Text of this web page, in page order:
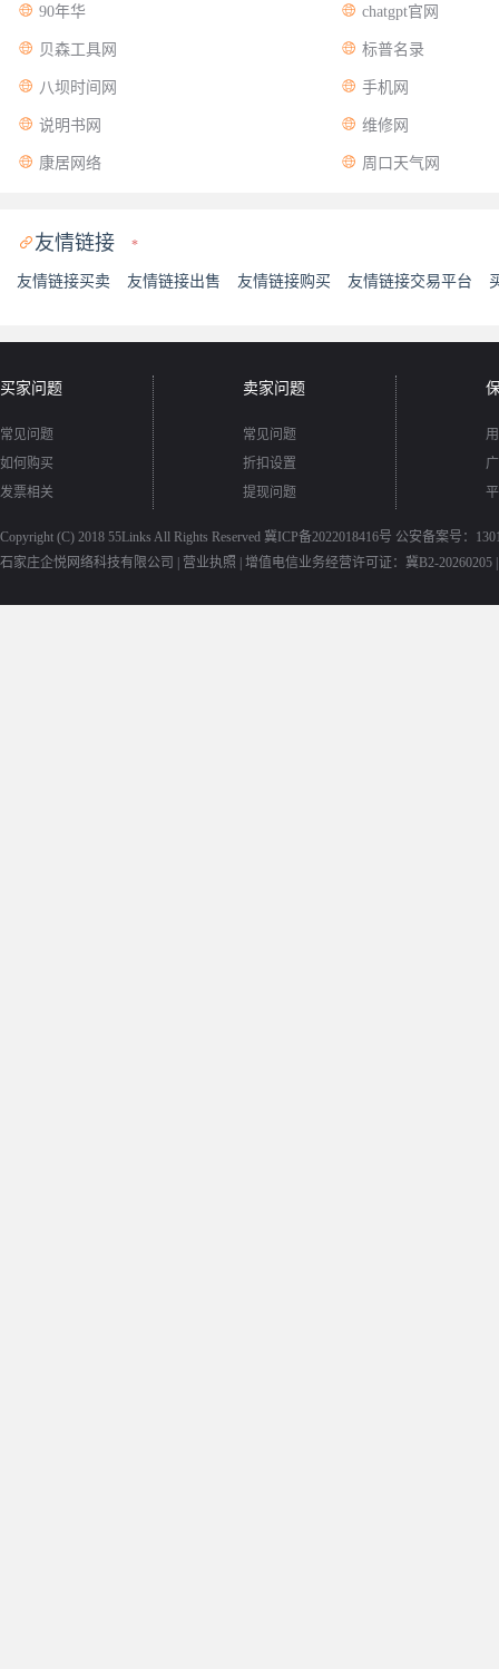
 90年华  chatgpt官网
 贝森工具网  标普名录
 八坝时间网  手机网
 说明书网  维修网
 康居网络  周口天气网
友情链接 *
友情链接买卖 友情链接出售 友情链接购买 友情链接交易平台
买家问题
常见问题
如何购买
发票相关
卖家问题
常见问题
折扣设置
提现问题
Copyright (C) 2018 55Links All Rights Reserved 冀ICP备2022018416号 公安备案号：
石家庄企悦网络科技有限公司 | 营业执照 增值电信业务经营许可证：冀B2-20260205